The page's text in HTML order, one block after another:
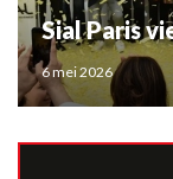
Sial Paris
6 mei 2026